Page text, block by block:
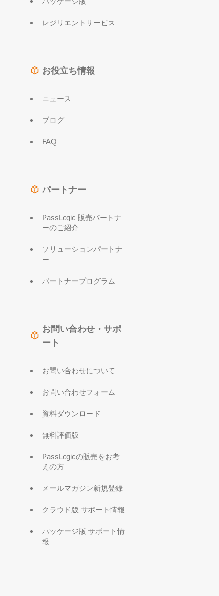
レジリエントサービス
お役立ち情報
ニュース
ブログ
FAQ
パートナー
PassLogic 販売パートナ
ーのご紹介
ソリューションパートナ
ー
パートナープログラム
お問い合わせ・サポ
ート
お問い合わせについて
お問い合わせフォーム
資料ダウンロード
無料評価版
PassLogicの販売をお考
えの方
メールマガジン新規登録
クラウド版 サポート情報
パッケージ版 サポート情
報